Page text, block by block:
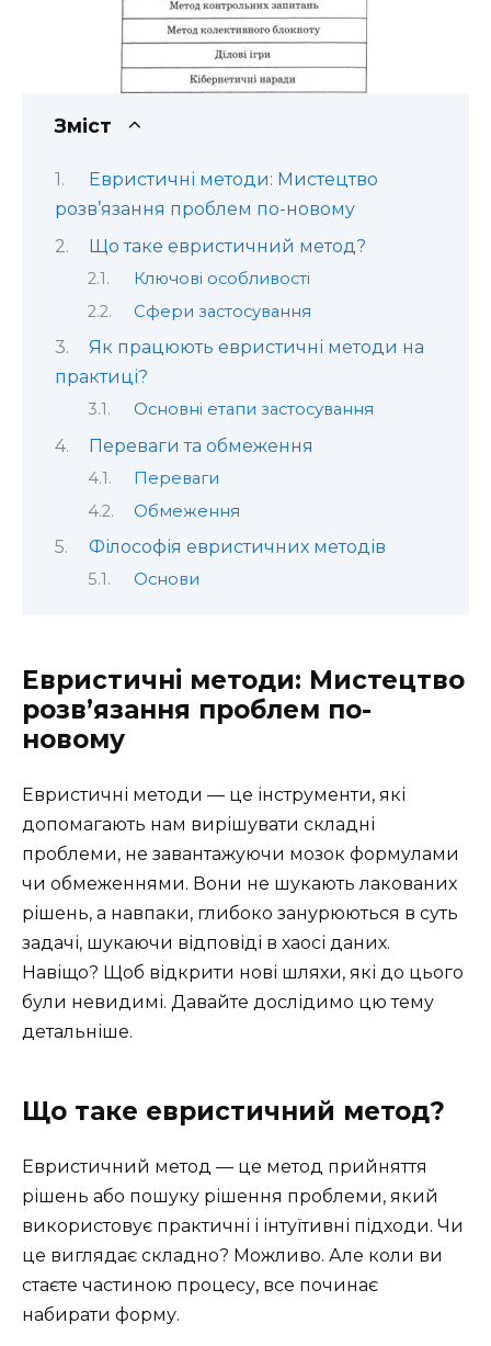
Зміст
Евристичні методи: Мистецтво
розв’язання проблем по-новому
Що таке евристичний метод?
Ключові особливості
Сфери застосування
Як працюють евристичні методи на
практиці?
Основні етапи застосування
Переваги та обмеження
Переваги
Обмеження
Філософія евристичних методів
Основи
Евристичні методи: Мистецтво
розв’язання проблем по-
новому
Евристичні методи — це інструменти, які
допомагають нам вирішувати складні
проблеми, не завантажуючи мозок формулами
чи обмеженнями. Вони не шукають лакованих
рішень, а навпаки, глибоко занурюються в суть
задачі, шукаючи відповіді в хаосі даних.
Навіщо? Щоб відкрити нові шляхи, які до цього
були невидимі. Давайте дослідимо цю тему
детальніше.
Що таке евристичний метод?
Евристичний метод — це метод прийняття
рішень або пошуку рішення проблеми, який
використовує практичні і інтуїтивні підходи. Чи
це виглядає складно? Можливо. Але коли ви
стаєте частиною процесу, все починає
набирати форму.